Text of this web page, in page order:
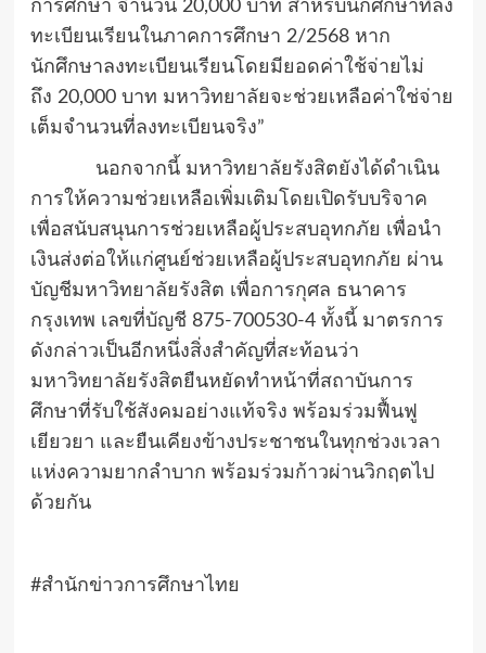
การศึกษา จำนวน 20,000 บาท สำหรับนักศึกษาที่ลง
ทะเบียนเรียนในภาคการศึกษา 2/2568 หาก
นักศึกษาลงทะเบียนเรียนโดยมียอดค่าใช้จ่ายไม่
ถึง 20,000 บาท มหาวิทยาลัยจะช่วยเหลือค่าใช่จ่าย
เต็มจำนวนที่ลงทะเบียนจริง”
นอกจากนี้ มหาวิทยาลัยรังสิตยังได้ดำเนิน
การให้ความช่วยเหลือเพิ่มเติมโดยเปิดรับบริจาค
เพื่อสนับสนุนการช่วยเหลือผู้ประสบอุทกภัย เพื่อนำ
เงินส่งต่อให้แก่ศูนย์ช่วยเหลือผู้ประสบอุทกภัย ผ่าน
บัญชีมหาวิทยาลัยรังสิต เพื่อการกุศล ธนาคาร
กรุงเทพ เลขที่บัญชี 875-700530-4ทั้งนี้ มาตรการ
ดังกล่าวเป็นอีกหนึ่งสิ่งสำคัญที่สะท้อนว่า
มหาวิทยาลัยรังสิตยืนหยัดทำหน้าที่สถาบันการ
ศึกษาที่รับใช้สังคมอย่างแท้จริง พร้อมร่วมฟื้นฟู
เยียวยา และยืนเคียงข้างประชาชนในทุกช่วงเวลา
แห่งความยากลำบาก พร้อมร่วมก้าวผ่านวิกฤตไป
ด้วยกัน
#สำนักข่าวการศึกษาไทย